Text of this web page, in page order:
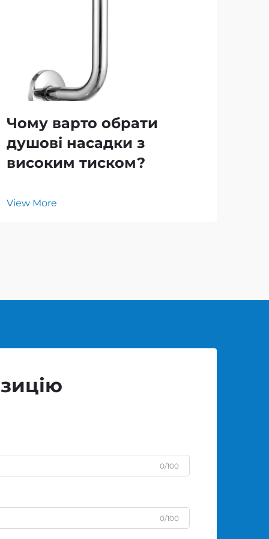
Чому варто обрати
душові насадки з
високим тиском?
View More
0/100
0/100